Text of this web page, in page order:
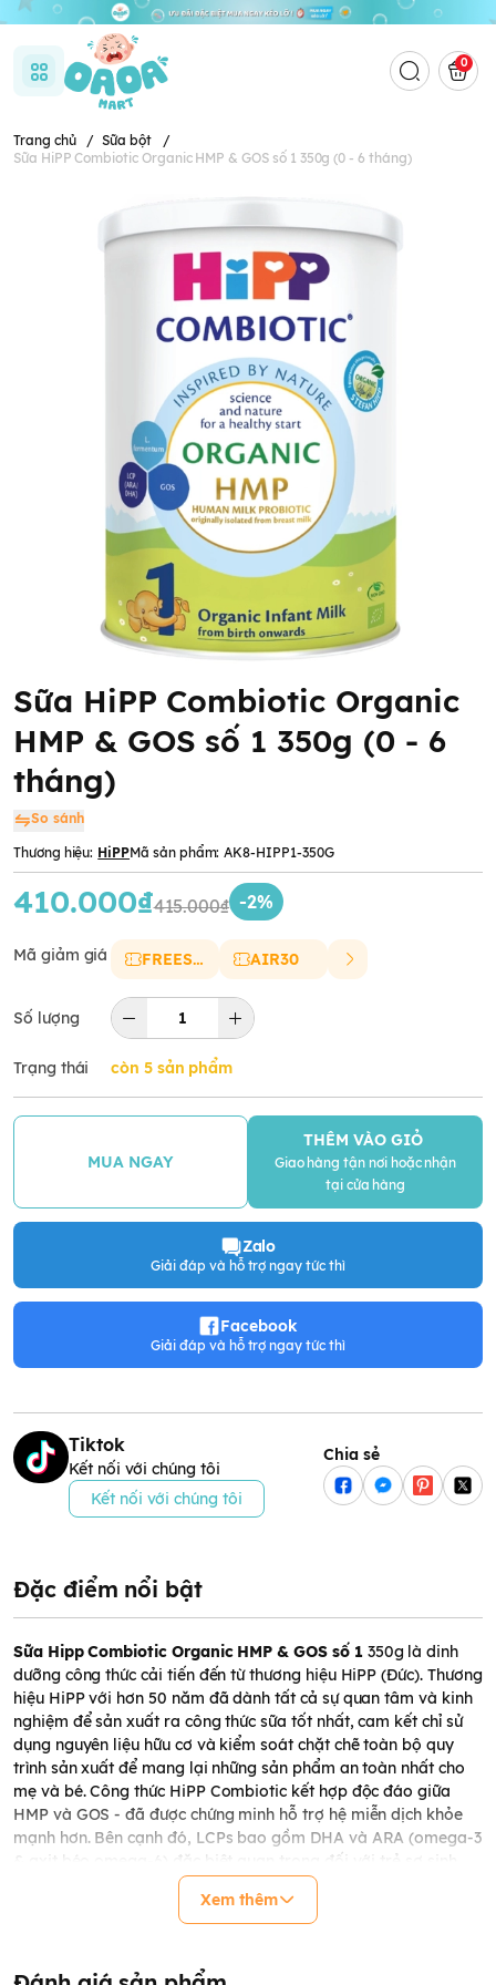
0
Trang chủ / Sữa bột
/
Sữa HiPP Combiotic Organic HMP & GOS số 1 350g (0 - 6 tháng)
Sữa HiPP Combiotic Organic
HMP & GOS số 1 350g (0 - 6
tháng)
So sánh
Thương hiệu: HiPPMã sản phẩm: AK8-HIPP1-350G
410.000₫415.000₫ -2%
Mã giảm giá FREESHIP AIR30
Số lượng
Trạng thái còn 5 sản phẩm
MUA NGAY
THÊM VÀO GIỎ
Giao hàng tận nơi hoặc nhận
tại cửa hàng
Zalo
Giải đáp và hỗ trợ ngay tức thì
Facebook
Giải đáp và hỗ trợ ngay tức thì
Tiktok
Kết nối với chúng tôi
Kết nối với chúng tôi
Chia sẻ
Đặc điểm nổi bật
Sữa Hipp Combiotic Organic HMP & GOS số 1 350g là dinh
dưỡng công thức cải tiến đến từ thương hiệu HiPP (Đức). Thương
hiệu HiPP với hơn 50 năm đã dành tất cả sự quan tâm và kinh
nghiệm để sản xuất ra công thức sữa tốt nhất, cam kết chỉ sử
dụng nguyên liệu hữu cơ và kiểm soát chặt chẽ toàn bộ quy
trình sản xuất để mang lại những sản phẩm an toàn nhất cho
mẹ và bé. Công thức HiPP Combiotic kết hợp độc đáo giữa
HMP và GOS - đã được chứng minh hỗ trợ hệ miễn dịch khỏe
mạnh hơn. Bên cạnh đó, LCPs bao gồm DHA và ARA (omega-3
& axit béo omega-6) đặc biệt quan trọng đối với trẻ sơ sinh
trong những tháng đầu đời giúp phát triển não bộ và thị giác.
Xem thêm